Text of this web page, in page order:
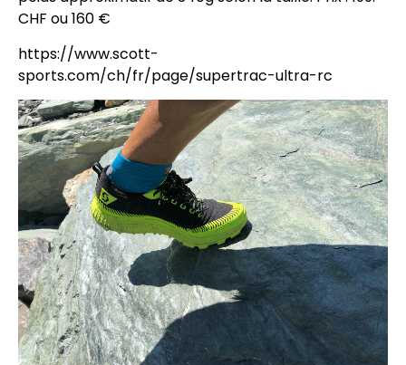
CHF ou 160 €
https://www.scott-
sports.com/ch/fr/page/supertrac-ultra-rc